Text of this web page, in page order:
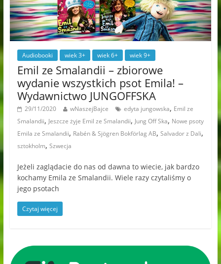
Audiobooki wiek 3+ wiek 6+ wiek 9+
Emil ze Smalandii – zbiorowe
wydanie wszystkich psot Emila! –
Wydawnictwo JUNGOFFSKA
29/11/2020 wNaszejBajce edyta jungowska, Emil ze
Smalandii, Jeszcze żyje Emil ze Smalandii, Jung Off Ska, Nowe psoty
Emila ze Smalandii, Rabén & Sjögren Bokförlag AB, Salvador z Dali,
sztokholm, Szwecja
Jeżeli zaglądacie do nas od dawna to wiecie, jak bardzo
kochamy Emila ze Smalandii. Wiele razy czytaliśmy o
jego psotach
Czytaj więcej